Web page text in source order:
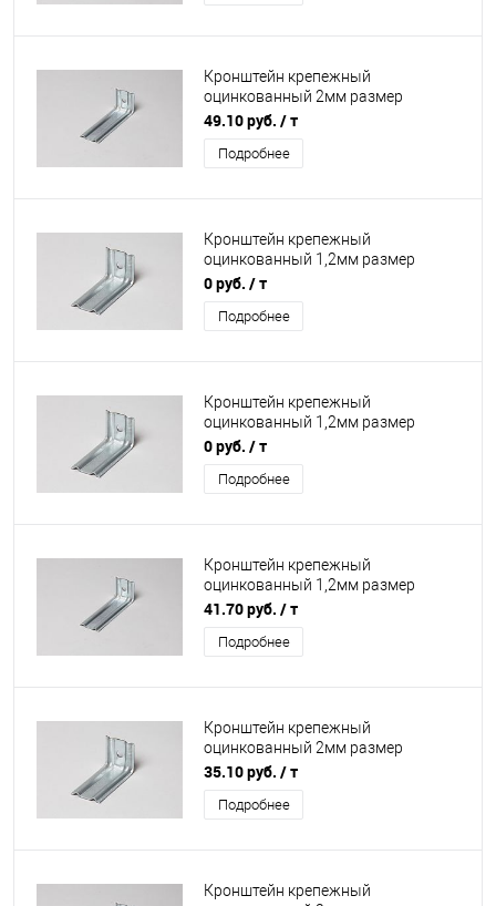
Кронштейн крепежный
оцинкованный 2мм размер
50х50х160мм
49.10 руб. / т
Подробнее
Кронштейн крепежный
оцинкованный 1,2мм размер
70х70х250мм
0 руб. / т
Подробнее
Кронштейн крепежный
оцинкованный 1,2мм размер
70х70х130мм
0 руб. / т
Подробнее
Кронштейн крепежный
оцинкованный 1,2мм размер
50х50х230мм
41.70 руб. / т
Подробнее
Кронштейн крепежный
оцинкованный 2мм размер
70х70х180мм
35.10 руб. / т
Подробнее
Кронштейн крепежный